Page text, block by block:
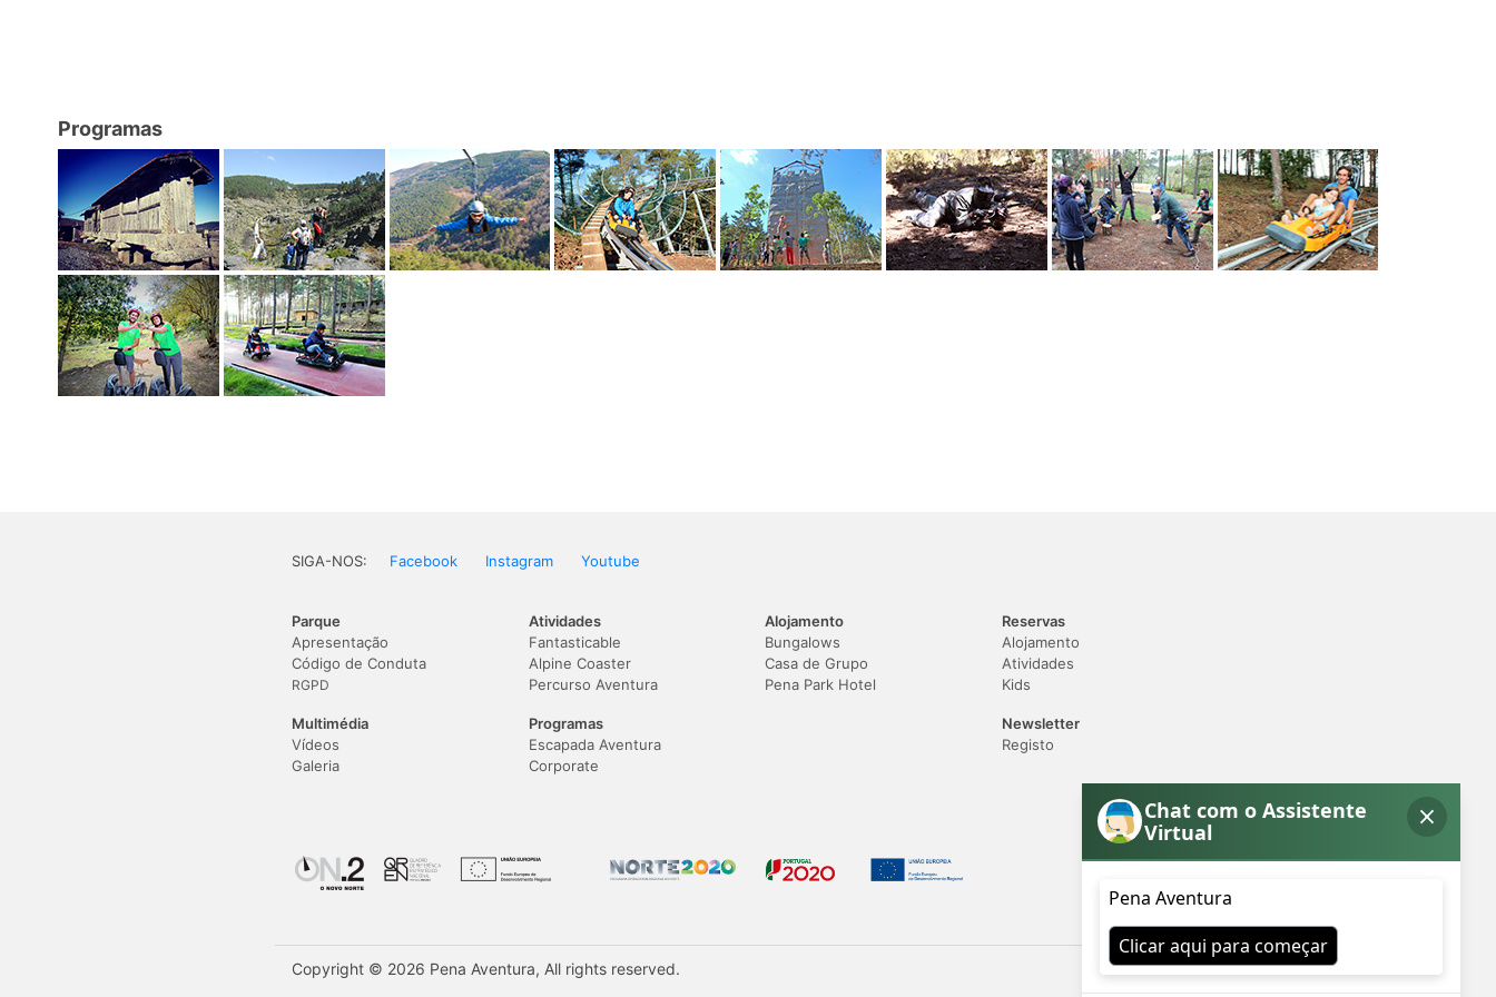
Programas
SIGA-NOS: Facebook Instagram Youtube
Parque
Apresentação
Código de Conduta
RGPD
Multimédia
Vídeos
Galeria
Atividades
Fantasticable
Alpine Coaster
Percurso Aventura
Programas
Escapada Aventura
Corporate
Alojamento
Bungalows
Casa de Grupo
Pena Park Hotel
Reservas
Alojamento
Atividades
Kids
Newsletter
Registo
Copyright © 2026 Pena Aventura, All rights reserved.